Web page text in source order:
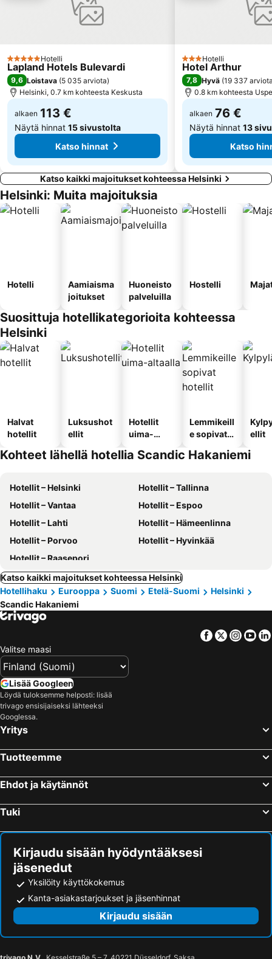
Kino Tapiola
Kämp Galleria
Helsingin tuomiokirkko
Helsingin musiikkitalo
Finnish National Opera
Eteläsatama
5 Tähtiluokitus
Hotelli
Lapland Hotels Bulevardi
9,6 Loistava (5 035 arviota)
Helsinki, 0.7 km kohteesta Keskusta
alkaen 113 €
Näytä hinnat 15 sivustolta
Katso hinnat
3 Tähtiluokitus
Hotelli
Hotel Arthur
7,8 Hyvä (19 337
0.8 km kohteesta
alkaen 76 €
Näytä hinnat 13
Katso
Katso kaikki majoitukset kohteessa Helsinki
Helsinki: Muita majoituksia
Hotelli
Aamiaisma
joitukset
Huoneisto
palveluilla
Hostelli
Suosittuja hotellikategorioita kohteessa
Helsinki
Halvat
hotellit
Luksushot
ellit
Hotellit
uima-
Lemmikeill
e sopivat
ellit
Kohteet lähellä hotellia Scandic Hakaniemi
Hotellit – Helsinki
Hotellit – Tallinna
Hotellit – Vantaa
Hotellit – Espoo
Hotellit – Lahti
Hotellit – Hämeenlinna
Hotellit – Porvoo
Hotellit – Hyvinkää
Hotellit – Raasepori
Katso kaikki majoitukset kohteessa Helsinki
Hotellihaku
Eurooppa Suomi Etelä-Suomi
Helsinki
Scandic Hakaniemi
Facebook
Twitter
Valitse maasi
Lisää Googleen
Löydä tuloksemme helposti: lisää
trivago ensisijaiseksi lähteeksi
Googlessa.
Yritys
Tuotteemme
Ehdot ja käytännöt
Tuki
Kirjaudu sisään hyödyntääksesi
jäsenedut
Yksilöity käyttökokemus
Kanta-asiakastarjoukset ja jäsenhinnat
Kirjaudu sisään